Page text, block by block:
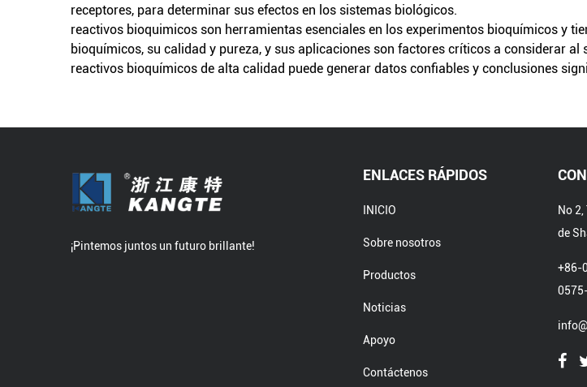
receptores, para determinar sus efectos en los sistemas biológicos.
reactivos bioquimicos son herramientas esenciales en los experimentos bioquímicos y
bioquímicos, su calidad y pureza, y sus aplicaciones son factores críticos a considerar
reactivos bioquímicos de alta calidad puede generar datos confiables y conclusiones
¡Pintemos juntos un futuro brillante!
ENLACES RÁPIDOS
INICIO
Sobre nosotros
Productos
Noticias
Apoyo
Contáctenos
No
de
+86-